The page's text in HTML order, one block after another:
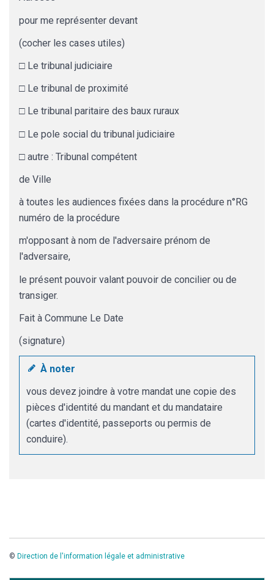
pour me représenter devant
(cocher les cases utiles)
□ Le tribunal judiciaire
□ Le tribunal de proximité
□ Le tribunal paritaire des baux ruraux
□ Le pole social du tribunal judiciaire
□ autre : Tribunal compétent
de Ville
à toutes les audiences fixées dans la procédure n°RG
numéro de la procédure
m'opposant à nom de l'adversaire prénom de
l'adversaire,
le présent pouvoir valant pouvoir de concilier ou de
transiger.
Fait à Commune Le Date
(signature)
À noter
vous devez joindre à votre mandat une copie des
pièces d'identité du mandant et du mandataire
(cartes d'identité, passeports ou permis de
conduire).
© Direction de l'information légale et administrative